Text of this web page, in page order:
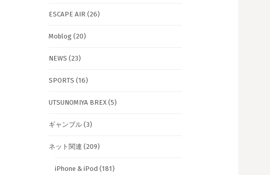
ESCAPE AIR (26)
Moblog (20)
NEWS (23)
SPORTS (16)
UTSUNOMIYA BREX (5)
ギャンブル (3)
ネット関連 (209)
iPhone & iPod (181)